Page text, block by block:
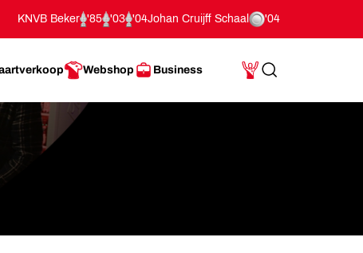
KNVB Beker '85 '03 '04Johan Cruijff Schaal '04
Webshop Business
Mijn Account
Search